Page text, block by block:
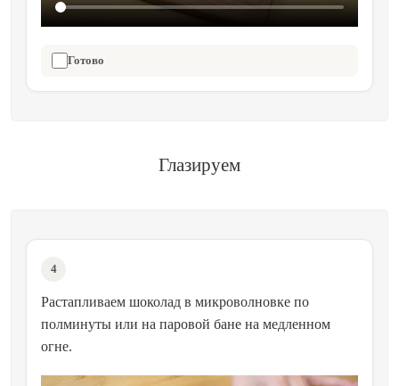
Готово
Глазируем
4
Растапливаем шоколад в микроволновке по
полминуты или на паровой бане на медленном
огне.